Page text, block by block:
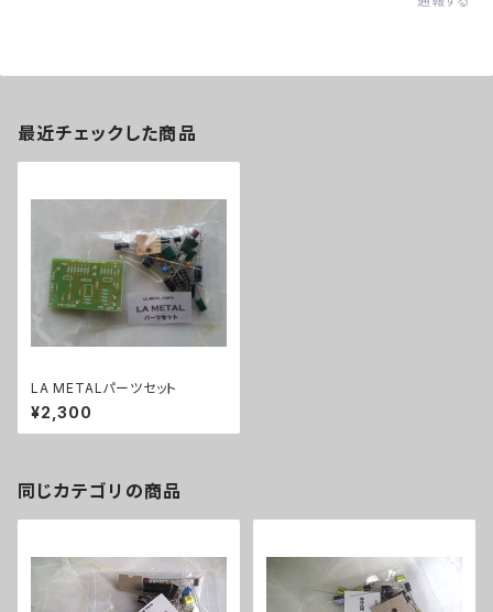
最近チェックした商品
LA METALパーツセット
¥2,300
同じカテゴリの商品